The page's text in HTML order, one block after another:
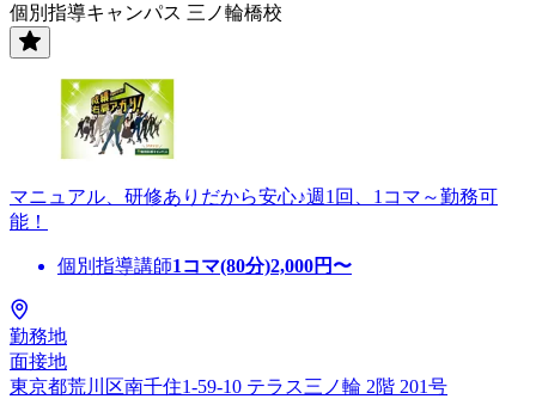
個別指導キャンパス 三ノ輪橋校
マニュアル、研修ありだから安心♪週1回、1コマ～勤務可
能！
個別指導講師1コマ(80分)2,000円〜
勤務地
面接地
東京都荒川区南千住1-59-10 テラス三ノ輪 2階 201号